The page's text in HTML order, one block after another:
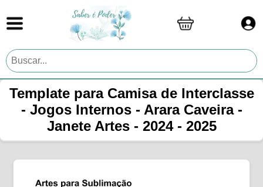
Template para Camisa de Interclasse
- Jogos Internos - Arara Caveira -
Janete Artes - 2024 - 2025